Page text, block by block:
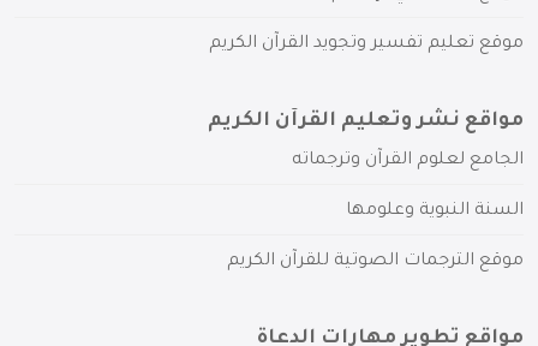
موقع تعليم تفسير وتجويد القرآن الكريم
مواقع نشر وتعليم القرآن الكريم
الجامع لعلوم القرآن وترجماته
السنة النبوية وعلومها
موقع الترجمات الصوتية للقرآن الكريم
مواقع تطوير مهارات الدعاة